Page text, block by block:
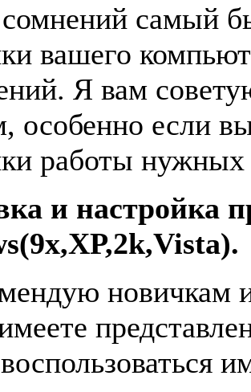
сомнений самый
вашего
Я вам
особенно если
работы
и настройка
новичкам